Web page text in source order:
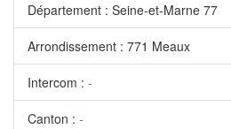
Département : Seine-et-Marne 77
Arrondissement : 771 Meaux
Intercom : -
Canton : -